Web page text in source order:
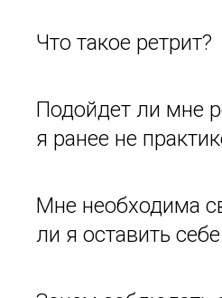
Что такое ретрит?
Подойдет ли мне
я ранее не
Мне необходима
ли я оставить